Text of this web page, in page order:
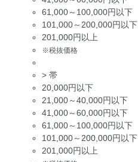
61,000～100,000円以下
101,000～200,000円以下
201,000円以上
※税抜価格
> 帯
20,000円以下
21,000～40,000円以下
41,000～60,000円以下
61,000～100,000円以下
101,000～200,000円以下
201,000円以上